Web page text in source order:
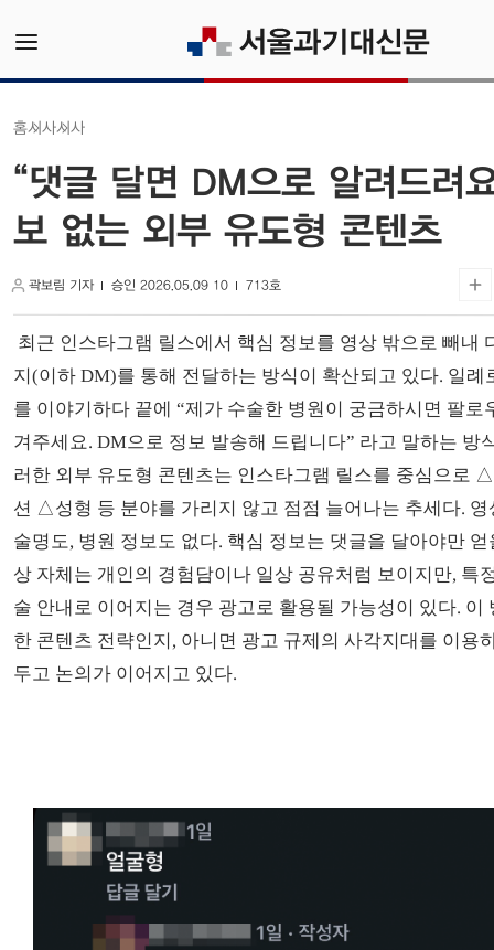
홈시사시사
“댓글 달면 DM으로 알려드려
보 없는 외부 유도형 콘텐츠
곽보림 기자 승인 2026.05.09 10 713호
최근 인스타그램 릴스에서 핵심 정보를 영상 밖으로 빼내
지(이하 DM)를 통해 전달하는 방식이 확산되고 있다. 일례
를 이야기하다 끝에 “제가 수술한 병원이 궁금하시면 팔로
겨주세요. DM으로 정보 발송해 드립니다” 라고 말하는 방
러한 외부 유도형 콘텐츠는 인스타그램 릴스를 중심으로
션 △성형 등 분야를 가리지 않고 점점 늘어나는 추세다. 영
술명도, 병원 정보도 없다. 핵심 정보는 댓글을 달아야만 얻
상 자체는 개인의 경험담이나 일상 공유처럼 보이지만, 특
술 안내로 이어지는 경우 광고로 활용될 가능성이 있다. 이
한 콘텐츠 전략인지, 아니면 광고 규제의 사각지대를 이용
두고 논의가 이어지고 있다.